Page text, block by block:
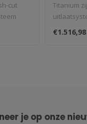
cut
Titanium
CFMoto
€1.516,98
je op onze